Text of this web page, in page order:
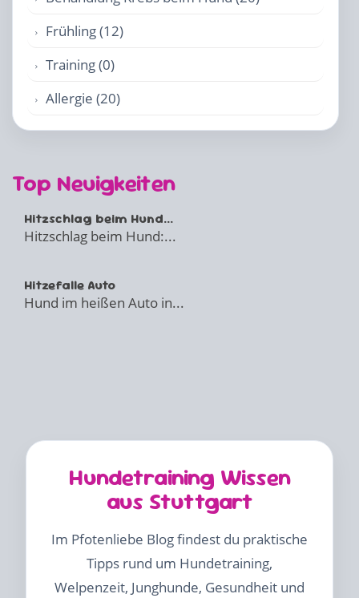
Frühling (12)
Training (0)
Allergie (20)
Top Neuigkeiten
Hitzschlag beim Hund...
Hitzschlag beim Hund:...
Hitzefalle Auto
Hund im heißen Auto in...
Hundetraining Wissen
aus Stuttgart
Im Pfotenliebe Blog findest du praktische
Tipps rund um Hundetraining,
Welpenzeit, Junghunde, Gesundheit und